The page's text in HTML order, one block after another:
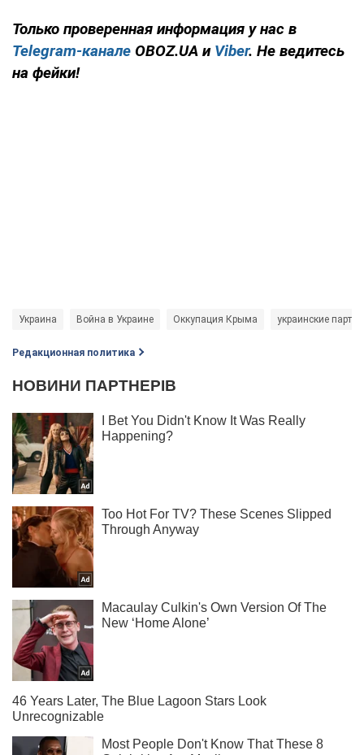
Только проверенная информация у нас в
Telegram-канале OBOZ.UA и Viber. Не ведитесь
на фейки!
Украина Война в Украине Оккупация Крыма украинские
Редакционная политика